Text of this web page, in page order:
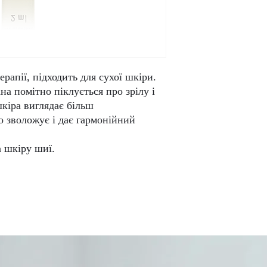
підходить для сухої шкіри.
помітно піклується про зрілу і
виглядає більш
і дає гармонійний
шкіру шиї.